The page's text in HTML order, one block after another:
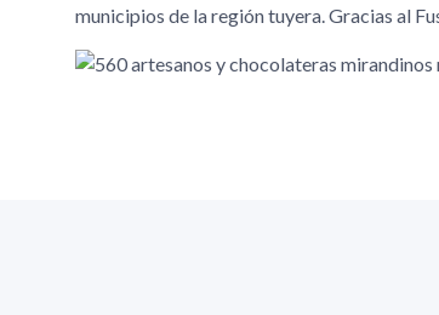
municipios de la región tuyera. Gracias al